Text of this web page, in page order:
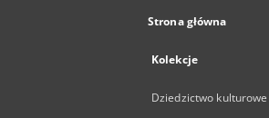
Strona główna
Kolekcje
Dziedzictwo kulturowe